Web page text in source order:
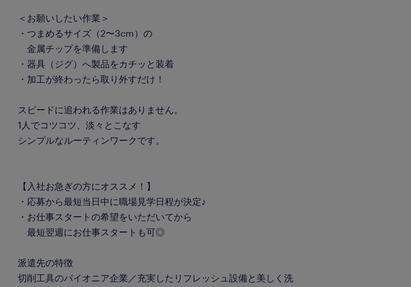
＜お願いしたい作業＞
・つまめるサイズ（2〜3cm）の
金属チップを準備します
・器具（ジグ）へ製品をカチッと装着
・加工が終わったら取り外すだけ！
スピードに追われる作業はありません。
1人でコツコツ、淡々とこなす
シンプルなルーティンワークです。
【入社お急ぎの方にオススメ！】
・応募から最短当日中に職場見学日程が決定♪
・お仕事スタートの希望をいただいてから
最短翌週にお仕事スタートも可◎
派遣先の特徴
切削工具のパイオニア企業／充実したリフレッシュ設備と美しく洗